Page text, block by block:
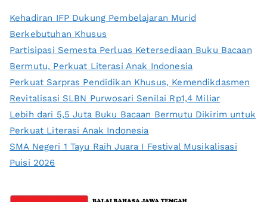
Kehadiran IFP Dukung Pembelajaran Murid
Berkebutuhan Khusus
Partisipasi Semesta Perluas Ketersediaan Buku Bacaan
Bermutu, Perkuat Literasi Anak Indonesia
Perkuat Sarpras Pendidikan Khusus, Kemendikdasmen
Revitalisasi SLBN Purwosari Senilai Rp1,4 Miliar
Lebih dari 5,5 Juta Buku Bacaan Bermutu Dikirim untuk
Perkuat Literasi Anak Indonesia
SMA Negeri 1 Tayu Raih Juara I Festival Musikalisasi
Puisi 2026